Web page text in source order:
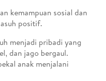
kemampuan sosial dan
positif.
menjadi pribadi yang
dan jago bergaul.
anak menjalani